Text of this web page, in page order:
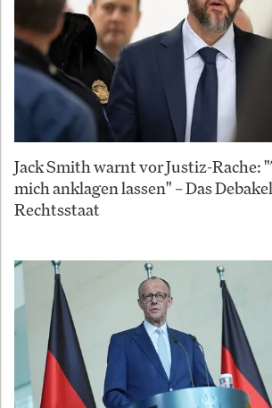
Jack Smith warnt vor Justiz-Rache:
mich anklagen lassen" – Das
Rechtsstaat